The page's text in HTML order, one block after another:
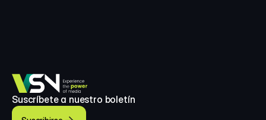
Suscríbete a nuestro boletín